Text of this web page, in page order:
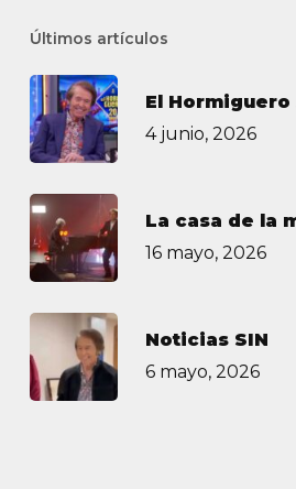
Últimos artículos
El Hormiguero
4 junio, 2026
La casa de la
16 mayo, 2026
Noticias SIN
6 mayo, 2026